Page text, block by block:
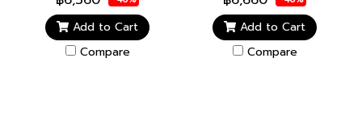
Add to Cart
Compare
Add to Cart
Compare